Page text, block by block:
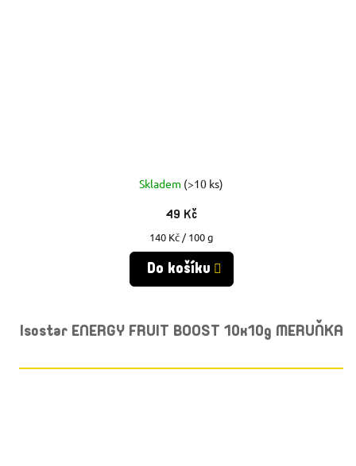
Skladem (>10 ks)
49 Kč
Měrná
cena:
140 Kč / 100 g
Do košíku
Isostar ENERGY FRUIT BOOST 10x10g MERUŇKA